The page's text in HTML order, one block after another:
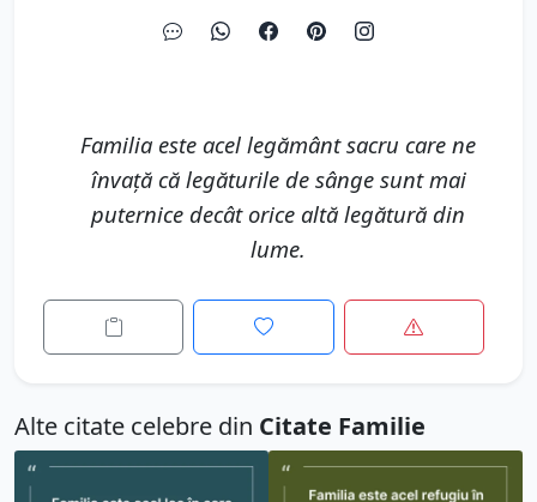
Familia este acel legământ sacru care ne
învață că legăturile de sânge sunt mai
puternice decât orice altă legătură din
lume.
Alte citate celebre din Citate Familie